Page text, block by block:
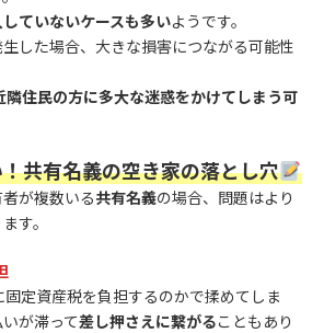
ていないケースも多いようです。
た場合、大きな損害につながる可能性
隣住民の方に多大な迷惑をかけてしまう可
共有名義の空き家の落とし穴
が複数いる共有名義の場合、問題はより
す。
資産税を負担するのかで揉めてしま
が滞って差し押さえに繋がることもあり